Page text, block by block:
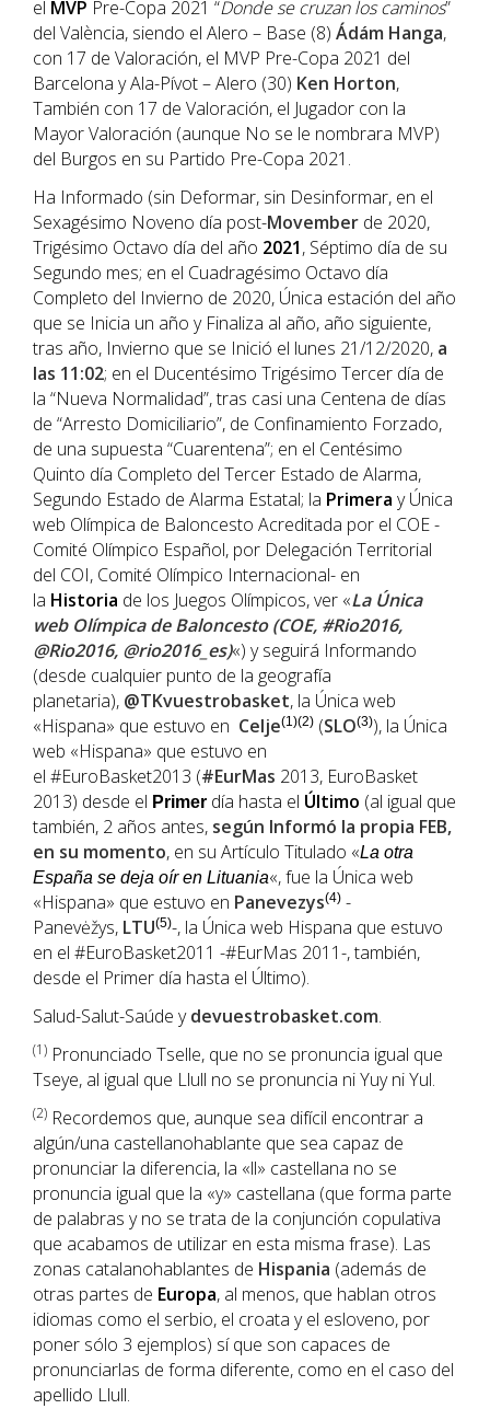
el MVP Pre-Copa 2021 “Donde se cruzan los caminos”
del València, siendo el Alero – Base (8) Ádám Hanga,
con 17 de Valoración, el MVP Pre-Copa 2021 del
Barcelona y Ala-Pívot – Alero (30) Ken Horton,
También con 17 de Valoración, el Jugador con la
Mayor Valoración (aunque No se le nombrara MVP)
del Burgos en su Partido Pre-Copa 2021.
Ha Informado (sin Deformar, sin Desinformar, en el
Sexagésimo Noveno día post-Movember de 2020,
Trigésimo Octavo día del año 2021, Séptimo día de su
Segundo mes; en el Cuadragésimo Octavo día
Completo del Invierno de 2020, Única estación del año
que se Inicia un año y Finaliza al año, año siguiente,
tras año, Invierno que se Inició el lunes 21/12/2020, a
las 11:02; en el Ducentésimo Trigésimo Tercer día de
la “Nueva Normalidad”, tras casi una Centena de días
de “Arresto Domiciliario”, de Confinamiento Forzado,
de una supuesta “Cuarentena”; en el Centésimo
Quinto día Completo del Tercer Estado de Alarma,
Segundo Estado de Alarma Estatal; la Primera y Única
web Olímpica de Baloncesto Acreditada por el COE -
Comité Olímpico Español, por Delegación Territorial
del COI, Comité Olímpico Internacional- en
la Historia de los Juegos Olímpicos, ver «La Única
web Olímpica de Baloncesto (COE, #Rio2016,
@Rio2016, @rio2016_es)«) y seguirá Informando
(desde cualquier punto de la geografía
planetaria), @TKvuestrobasket, la Única web
«Hispana» que estuvo en Celje(1)(2) (SLO(3)), la Única
web «Hispana» que estuvo en
el #EuroBasket2013 (#EurMas 2013, EuroBasket
2013) desde el Primer día hasta el Último (al igual que
también, 2 años antes, según Informó la propia FEB,
en su momento, en su Artículo Titulado «La otra
España se deja oír en Lituania«, fue la Única web
«Hispana» que estuvo en Panevezys(4) -
Panevėžys, LTU(5)-, la Única web Hispana que estuvo
en el #EuroBasket2011 -#EurMas 2011-, también,
desde el Primer día hasta el Último).
Salud-Salut-Saúde ydevuestrobasket.com.
(1) Pronunciado Tselle, que no se pronuncia igual que
Tseye, al igual que Llull no se pronuncia ni Yuy ni Yul.
(2) Recordemos que, aunque sea difícil encontrar a
algún/una castellanohablante que sea capaz de
pronunciar la diferencia, la «ll» castellana no se
pronuncia igual que la «y» castellana (que forma parte
de palabras y no se trata de la conjunción copulativa
que acabamos de utilizar en esta misma frase). Las
zonas catalanohablantes de Hispania (además de
otras partes de Europa, al menos, que hablan otros
idiomas como el serbio, el croata y el esloveno, por
poner sólo 3 ejemplos) sí que son capaces de
pronunciarlas de forma diferente, como en el caso del
apellido Llull.